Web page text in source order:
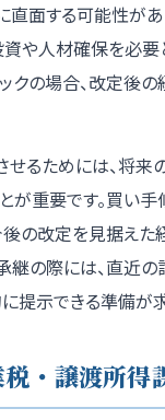
直面する可能性が
や人材確保を必要
クの場合、改定後
るためには、将
が重要です。買い
の改定を見据えた
継の際には、直近
提示できる準備が
・譲渡所得